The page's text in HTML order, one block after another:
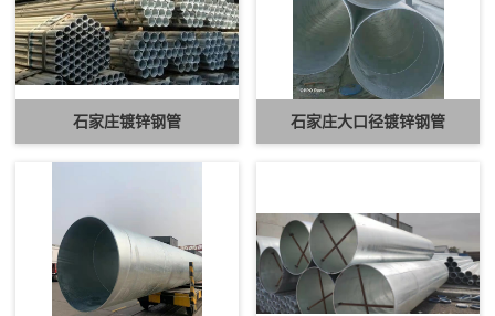
石家庄镀锌钢管 石家庄大口径镀锌钢管